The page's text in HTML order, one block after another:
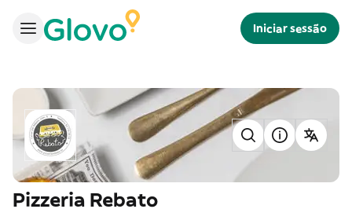
Iniciar sessão
Pizzeria Rebato